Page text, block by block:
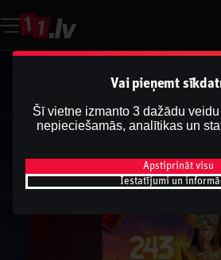
Vai pieņemt
Šī vietne izmanto 3 dažādu
nepieciešamās, analītikas un
Apstiprināt visu
Iestatījumi un